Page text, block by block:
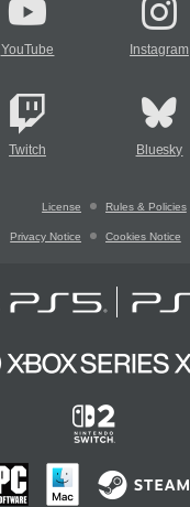
YouTube Instagram
Twitch Bluesky
License Rules & Policies
Privacy Notice Cookies Notice